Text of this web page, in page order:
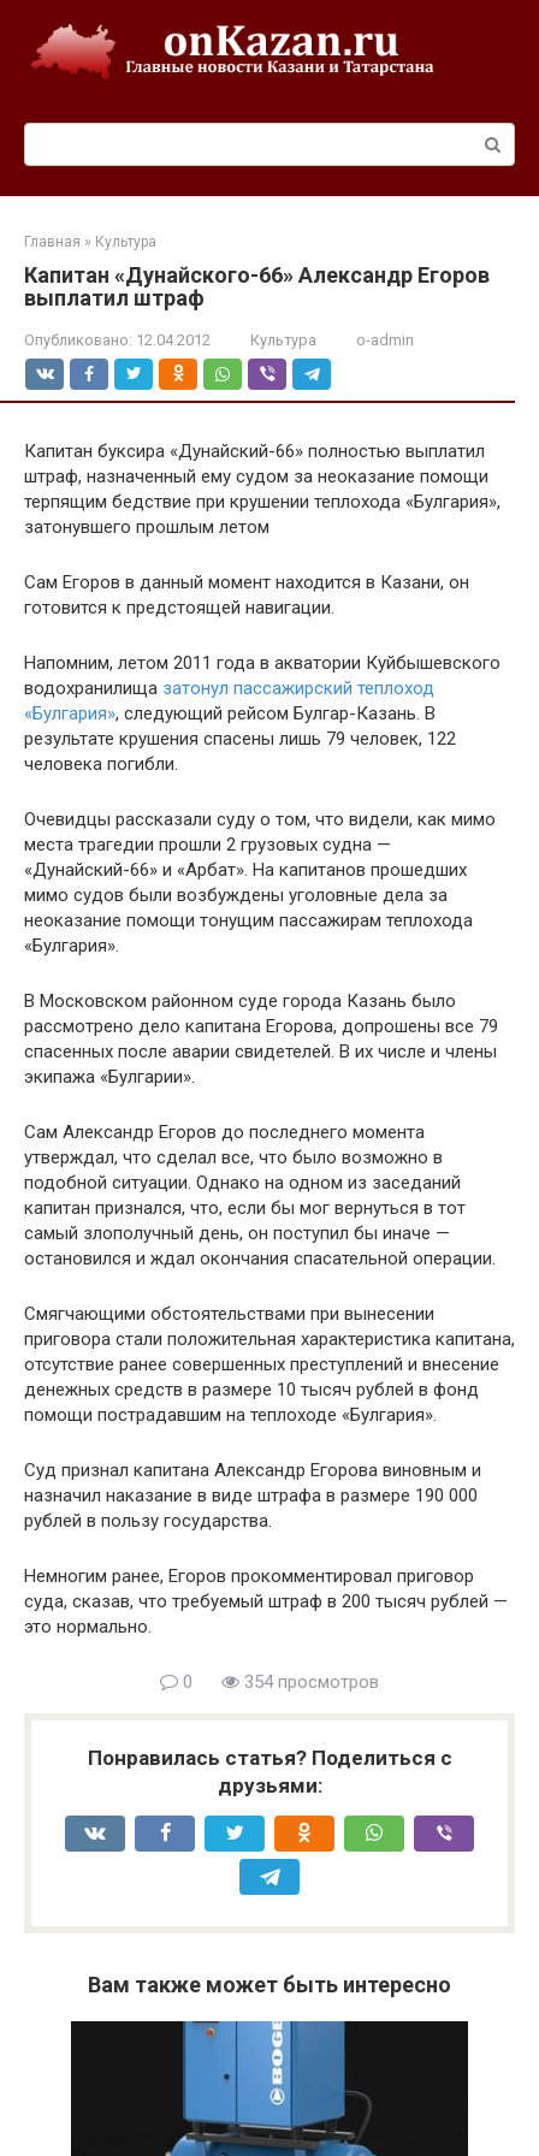
контенту
Главная » Культура
Капитан «Дунайского-66» Александр Егоров
выплатил штраф
Опубликовано: 12.04.2012 Культура o-admin
Капитан буксира «Дунайский-66» полностью выплатил
штраф, назначенный ему судом за неоказание помощи
терпящим бедствие при крушении теплохода «Булгария»,
затонувшего прошлым летом
Сам Егоров в данный момент находится в Казани, он
готовится к предстоящей навигации.
Напомним, летом 2011 года в акватории Куйбышевского
водохранилища затонул пассажирский теплоход
«Булгария», следующий рейсом Булгар-Казань. В
результате крушения спасены лишь 79 человек, 122
человека погибли.
Очевидцы рассказали суду о том, что видели, как мимо
места трагедии прошли 2 грузовых судна —
«Дунайский-66» и «Арбат». На капитанов прошедших
мимо судов были возбуждены уголовные дела за
неоказание помощи тонущим пассажирам теплохода
«Булгария».
В Московском районном суде города Казань было
рассмотрено дело капитана Егорова, допрошены все 79
спасенных после аварии свидетелей. В их числе и члены
экипажа «Булгарии».
Сам Александр Егоров до последнего момента
утверждал, что сделал все, что было возможно в
подобной ситуации. Однако на одном из заседаний
капитан признался, что, если бы мог вернуться в тот
самый злополучный день, он поступил бы иначе —
остановился и ждал окончания спасательной операции.
Смягчающими обстоятельствами при вынесении
приговора стали положительная характеристика капитана,
отсутствие ранее совершенных преступлений и внесение
денежных средств в размере 10 тысяч рублей в фонд
помощи пострадавшим на теплоходе «Булгария».
Суд признал капитана Александр Егорова виновным и
назначил наказание в виде штрафа в размере 190 000
рублей в пользу государства.
Немногим ранее, Егоров прокомментировал приговор
суда, сказав, что требуемый штраф в 200 тысяч рублей —
это нормально.
0 354 просмотров
Понравилась статья? Поделиться с
друзьями:
Вам также может быть интересно